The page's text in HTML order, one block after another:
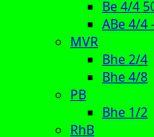
Be 4/4
ABe 4/4
MVR
Bhe 2/4
Bhe 4/8
PB
Bhe 1/2
RhB